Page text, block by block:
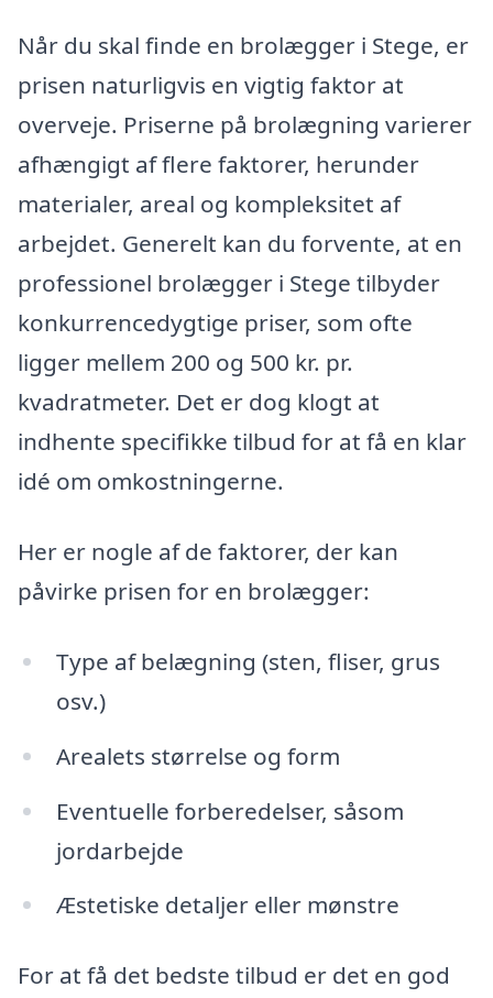
Når du skal finde en brolægger i Stege, er
prisen naturligvis en vigtig faktor at
overveje. Priserne på brolægning varierer
afhængigt af flere faktorer, herunder
materialer, areal og kompleksitet af
arbejdet. Generelt kan du forvente, at en
professionel brolægger i Stege tilbyder
konkurrencedygtige priser, som ofte
ligger mellem 200 og 500 kr. pr.
kvadratmeter. Det er dog klogt at
indhente specifikke tilbud for at få en klar
idé om omkostningerne.
Her er nogle af de faktorer, der kan
påvirke prisen for en brolægger:
Type af belægning (sten, fliser, grus
osv.)
Arealets størrelse og form
Eventuelle forberedelser, såsom
jordarbejde
Æstetiske detaljer eller mønstre
For at få det bedste tilbud er det en god